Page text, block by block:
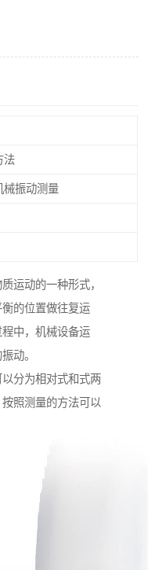
法
械振动测量
运动的一种形式，
的位置做往复运
中，机械设备运
动。
分为相对式和式两
照测量的方法可以